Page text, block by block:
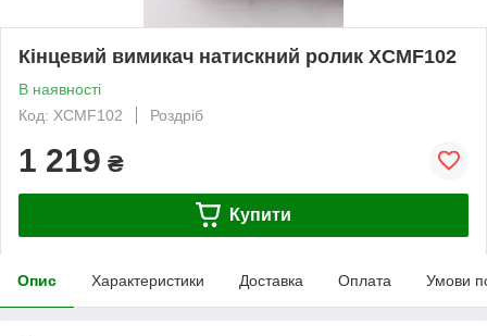
Кінцевий вимикач натискний ролик XCMF102
В наявності
Код: XCMF102
Роздріб
1 219 ₴
Купити
Опис Характеристики Доставка Оплата Умови